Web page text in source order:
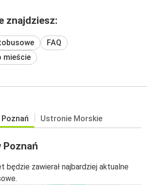
znajdziesz:
FAQ
mieście
Poznań Ustronie Morskie
Poznań
będzie zawierał najbardziej aktualne